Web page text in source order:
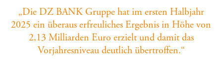
„Die DZ BANK Gruppe hat im ersten Halbjahr
2025 ein überaus erfreuliches Ergebnis in Höhe von
2,13 Milliarden Euro erzielt und damit das
Vorjahresniveau deutlich übertroffen.“